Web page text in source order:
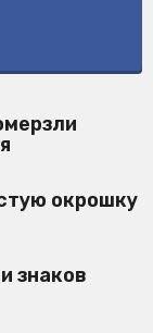
окрошку
знаков